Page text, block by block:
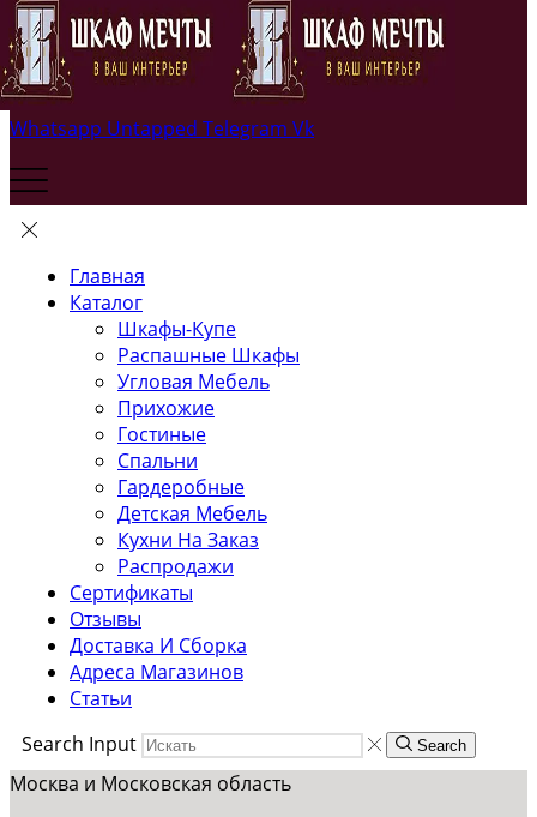
Whatsapp Untapped Telegram Vk
Главная
Каталог
Шкафы-Купе
Распашные Шкафы
Угловая Мебель
Прихожие
Гостиные
Спальни
Гардеробные
Детская Мебель
Кухни На Заказ
Распродажи
Сертификаты
Отзывы
Доставка И Сборка
Адреса Магазинов
Статьи
Search Input
Search
Москва и Московская область